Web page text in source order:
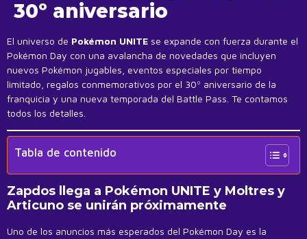
30º aniversario
El universo de Pokémon UNITE se expande con fuerza durante el
Pokémon Day con una avalancha de novedades que incluyen
nuevos Pokémon jugables, eventos especiales por tiempo
limitado, regalos conmemorativos por el 30º aniversario de la
franquicia y una nueva temporada del Battle Pass. Te contamos
todos los detalles.
Tabla de contenido
Zapdos llega a Pokémon UNITE y Moltres y
Articuno se unirán próximamente
Uno de los anuncios más esperados del Pokémon Day es la